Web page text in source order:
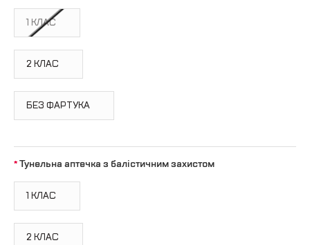
1 КЛАС
2 КЛАС
БЕЗ ФАРТУКА
Тунельна аптечка з балістичним захистом
1 КЛАС
2 КЛАС